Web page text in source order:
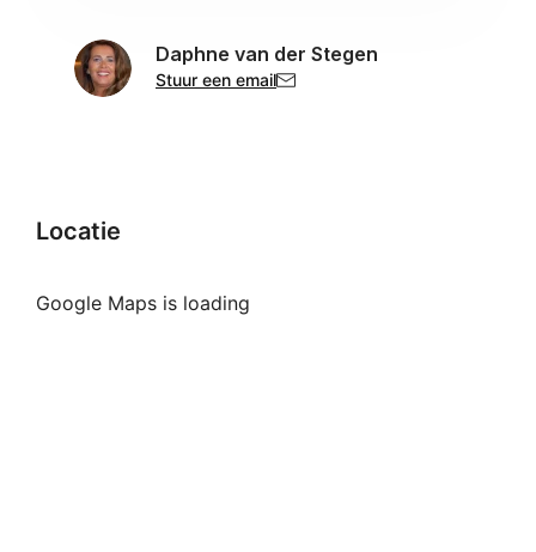
Daphne van der Stegen
Stuur een email
Locatie
Google Maps is loading